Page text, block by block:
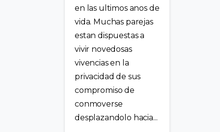
en las ultimos anos de
vida. Muchas parejas
estan dispuestas a
vivir novedosas
vivencias en la
privacidad de sus
compromiso de
conmoverse
desplazandolo hacia...